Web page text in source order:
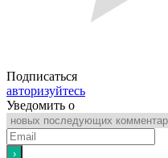
Подписаться
авторизуйтесь
Уведомить о